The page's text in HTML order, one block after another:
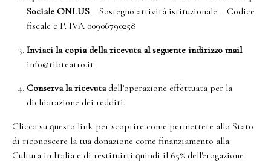
Sociale ONLUS – Sostegno attività istituzionale – Codice
fiscale e P. IVA 00906790258
Inviaci la copia della ricevuta al seguente indirizzo mail
info@tibteatro.it
Conserva la ricevuta dell’operazione effettuata per la
dichiarazione dei redditi.
Clicca su questo link per scoprire come permettere allo Stato
di riconoscere la tua donazione come finanziamento alla
Cultura in Italia e di restituirti quindi il 65% dell'erogazione